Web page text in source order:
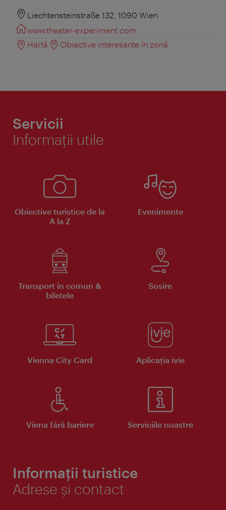
Liechtensteinstraße 132, 1090 Wien
www.theater-experiment.com
Hartă
Obiective interesante în zonă
Servicii
Informaţii utile
Obiective turistice de la
A la Z
Evenimente
Transport în comun &
biletele
Sosire
Vienna City Card Aplicaţia ivie
Viena fără bariere Serviciile noastre
Informații turistice
Adrese și contact